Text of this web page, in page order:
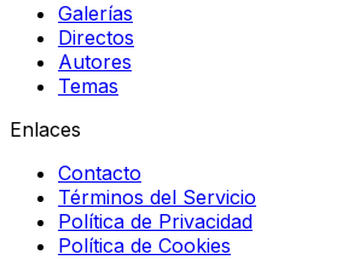
Galerías
Directos
Autores
Temas
Enlaces
Contacto
Términos del Servicio
Política de Privacidad
Política de Cookies